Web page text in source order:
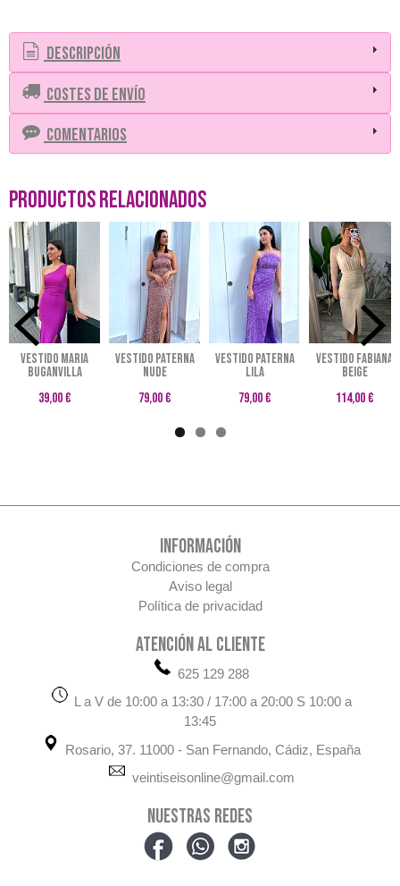
Descripción
Costes de Envío
Comentarios
Productos Relacionados
VESTIDO MARIA
BUGANVILLA
39,00 €
Vestido Paterna
nude
79,00 €
Vestido Paterna
lila
79,00 €
VESTIDO FABIANA
BEIGE
114,00 €
INFORMACIÓN
Condiciones de compra
Aviso legal
Política de privacidad
ATENCIÓN AL CLIENTE
625 129 288
L a V de 10:00 a 13:30 / 17:00 a 20:00 S 10:00 a
13:45
Rosario, 37. 11000 - San Fernando, Cádiz, España
veintiseisonline@gmail.com
NUESTRAS REDES